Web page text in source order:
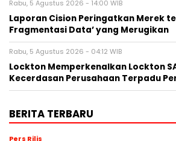
Rabu, 5 Agustus 2026 - 14:00 WIB
Laporan Cision Peringatkan Merek
Fragmentasi Data’ yang Merugikan
Rabu, 5 Agustus 2026 - 04:12 WIB
Lockton Memperkenalkan Lockton
Kecerdasan Perusahaan Terpadu
BERITA TERBARU
Pers Rilis